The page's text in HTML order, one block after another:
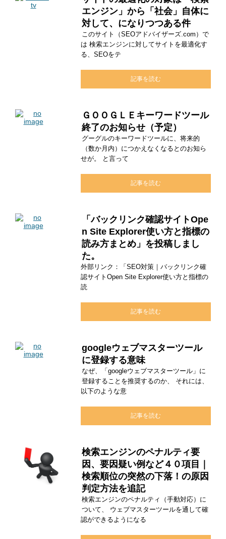
エンジン」から「社会」自体に
対して、になりつつある件
このサイト（SEOアドバイザーズ.com）で
は 検索エンジンに対してサイトを最適化す
る、SEOをテ
記事を読む
ＧＯＯＧＬＥキーワードツール
終了のお知らせ（予定）
グーグルのキーワードツールに、将来的
（数か月内）につかえなくなるとのお知ら
せが。 と言って
記事を読む
「バックリンク確認サイトOpe
n Site Explorer使い方と指標の
読み方まとめ」を投稿しまし
た。
外部リンク：「SEO対策｜バックリンク確
認サイトOpen Site Explorer使い方と指標の
読
記事を読む
googleウェブマスターツール
に登録する意味
なぜ、「googleウェブマスターツール」に
登録することを推奨するのか、 それには、
以下のような意
記事を読む
検索エンジンのペナルティ要
因、要因疑い例など４０項目｜
検索順位の突然の下落！の原因
判定方法を追記
検索エンジンのペナルティ（手動対応）に
ついて、 ウェブマスターツールを通して確
認ができるようになる